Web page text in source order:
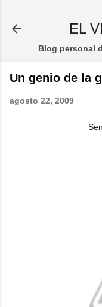
EL
Blog personal
Un genio de la
agosto 22, 2009